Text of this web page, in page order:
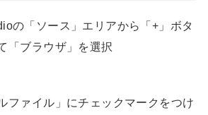
の「ソース」エリアから「+」ボタ
「ブラウザ」を選択
ファイル」にチェックマークをつけ